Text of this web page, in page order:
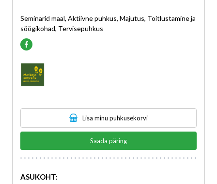
Seminarid maal, Aktiivne puhkus, Majutus, Toitlustamine ja
söögikohad, Tervisepuhkus
Lisa minu puhkusekorvi
Saada päring
ASUKOHT: